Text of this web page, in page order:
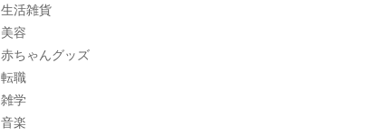
生活雑貨
美容
赤ちゃんグッズ
転職
雑学
音楽